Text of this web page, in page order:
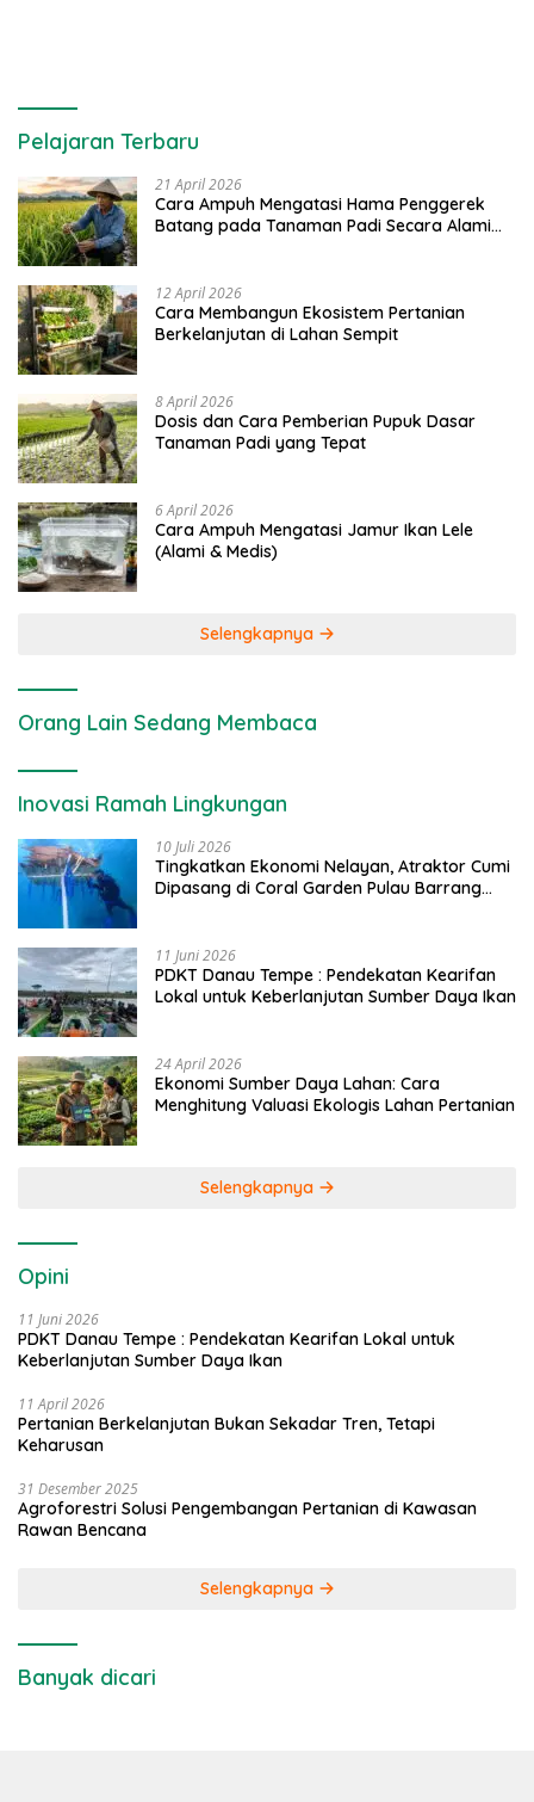
Pelajaran Terbaru
21 April 2026
Cara Ampuh Mengatasi Hama Penggerek
Batang pada Tanaman Padi Secara Alami
12 April 2026
Cara Membangun Ekosistem Pertanian
Berkelanjutan di Lahan Sempit
8 April 2026
Dosis dan Cara Pemberian Pupuk Dasar
Tanaman Padi yang Tepat
6 April 2026
Cara Ampuh Mengatasi Jamur Ikan Lele
(Alami & Medis)
Selengkapnya
Orang Lain Sedang Membaca
Inovasi Ramah Lingkungan
10 Juli 2026
Tingkatkan Ekonomi Nelayan, Atraktor Cumi
Dipasang di Coral Garden Pulau Barrang
11 Juni 2026
PDKT Danau Tempe : Pendekatan Kearifan
Lokal untuk Keberlanjutan Sumber Daya Ikan
24 April 2026
Ekonomi Sumber Daya Lahan: Cara
Menghitung Valuasi Ekologis Lahan Pertanian
Selengkapnya
Opini
11 Juni 2026
PDKT Danau Tempe : Pendekatan Kearifan Lokal untuk
Keberlanjutan Sumber Daya Ikan
11 April 2026
Pertanian Berkelanjutan Bukan Sekadar Tren, Tetapi
Keharusan
31 Desember 2025
Agroforestri Solusi Pengembangan Pertanian di Kawasan
Rawan Bencana
Selengkapnya
Banyak dicari